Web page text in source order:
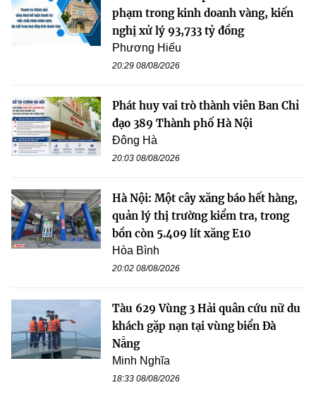
phạm trong kinh doanh vàng, kiến
nghị xử lý 93,733 tỷ đồng
Phương Hiếu
20:29 08/08/2026
Phát huy vai trò thành viên Ban Chỉ
đạo 389 Thành phố Hà Nội
Đông Hà
20:03 08/08/2026
Hà Nội: Một cây xăng báo hết hàng,
quản lý thị trường kiểm tra, trong
bồn còn 5.409 lít xăng E10
Hòa Bình
20:02 08/08/2026
Tàu 629 Vùng 3 Hải quân cứu nữ du
khách gặp nạn tại vùng biển Đà
Nẵng
Minh Nghĩa
18:33 08/08/2026